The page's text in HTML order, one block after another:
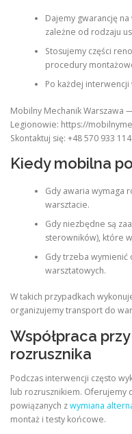
Dajemy gwarancję na
zależne od rodzaju
Stosujemy części
procedury
Po każdej
Mobilny Mechanik Warszawa
Legionowie: https://
Skontaktuj się: +48 570 933 114.
Kiedy mobilna
Gdy awaria wymaga
warsztacie.
Gdy niezbędne są
sterowników), które
Gdy trzeba wymienić
warsztatowych.
W takich przypadkach
organizujemy transport do
Współpraca
rozrusznika
Podczas interwencji często
lub rozrusznikiem. Oferujemy
powiązanych zwymiana
montaż i testy końcowe.